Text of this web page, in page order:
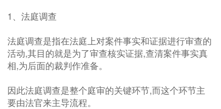
1、法庭调查
法庭调查是指在法庭上对案件事实和证据进行审查的
活动,其目的就是为了审查核实证据,查清案件事实真
相,为后面的裁判作准备。
因此法庭调查是整个庭审的关键环节,而这个环节主
要由法官来主导流程。